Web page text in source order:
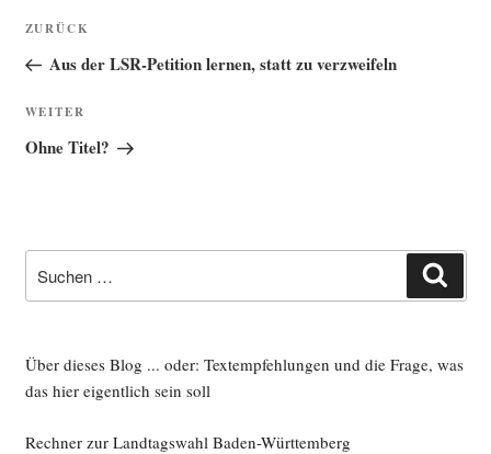
Beitragsnavigation
Vorheriger
Beitrag
ZURÜCK
Aus der LSR-Petition lernen, statt zu verzweifeln
Nächster
Beitrag
WEITER
Ohne Titel?
nach:
Über dieses Blog ... oder: Textempfehlungen und die Frage, was
das hier eigentlich sein soll
Rechner zur Landtagswahl Baden-Württemberg